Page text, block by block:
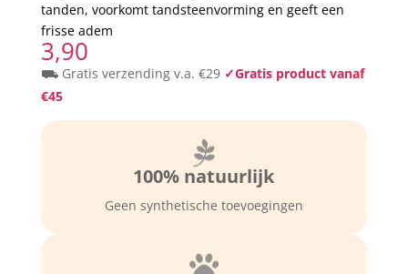
tanden, voorkomt tandsteenvorming en geeft een
frisse adem
3,90
⛟ Gratis verzending v.a. €29 ✓Gratis product vanaf
€45

100% natuurlijk
Geen synthetische toevoegingen
